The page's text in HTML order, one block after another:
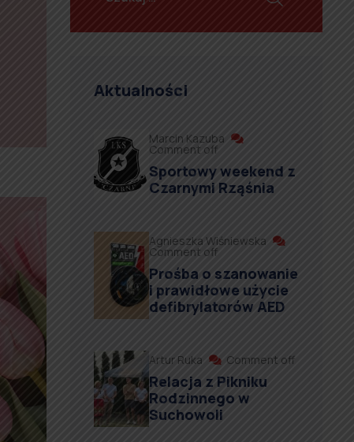
Aktualności
Marcin Kazuba
Comment off
Sportowy weekend z
Czarnymi Rząśnia
Agnieszka Wiśniewska
Comment off
Prośba o szanowanie
i prawidłowe użycie
defibrylatorów AED
Artur Ruka Comment off
Relacja z Pikniku
Rodzinnego w
Suchowoli